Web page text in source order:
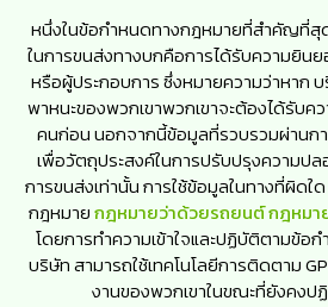
หนึ่งในข้อกำหนดทางกฎหมายที่สำคัญที่สุ
ในการขนส่งทางบกคือการได้รับความยิน
หรือผู้ประกอบการ ซึ่งหมายความว่าหาก
พาหนะของพวกเขาพวกเขาจะต้องได้รับ
คนก่อน นอกจากนี้ข้อมูลที่รวบรวมผ่านก
เพื่อวัตถุประสงค์ในการปรับปรุงความป
การขนส่งเท่านั้น การใช้ข้อมูลในทางที่ผิดใ
กฎหมายกฎหมายว่าด้วยรถยนต์ กฎหมา
โดยการทำความเข้าใจและปฏิบัติตามข้อ
บริษัท สามารถใช้เทคโนโลยีการติดตาม
งานของพวกเขาในขณะที่ยังคง